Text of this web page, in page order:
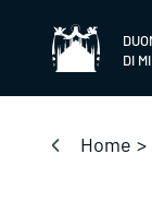
DI
Home >